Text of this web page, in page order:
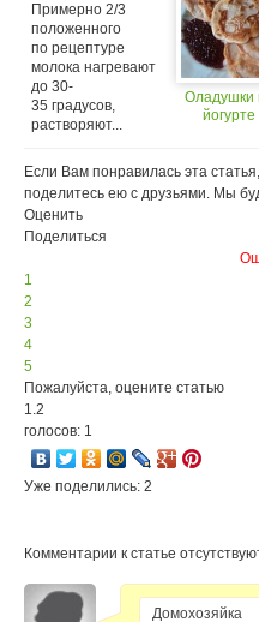
Примерно 2/3
положенного
по рецептуре
молока нагревают
до 30-
35 градусов,
растворяют...
Оладушки
йогурте
Если Вам понравилась эта
поделитесь ею с друзьями. Мы
Оценить
Поделиться
1
2
3
4
5
Пожалуйста, оцените статью
1.2
голосов: 1
Уже поделились: 2
Комментарии к статье